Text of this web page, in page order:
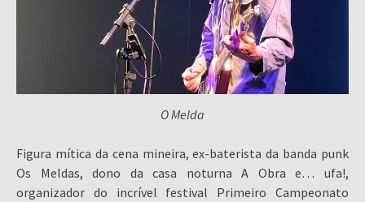
O Melda
Figura mítica da cena mineira, ex-baterista da banda punk
Os Meldas, dono da casa noturna A Obra e… ufa!,
organizador do incrível festival Primeiro Campeonato